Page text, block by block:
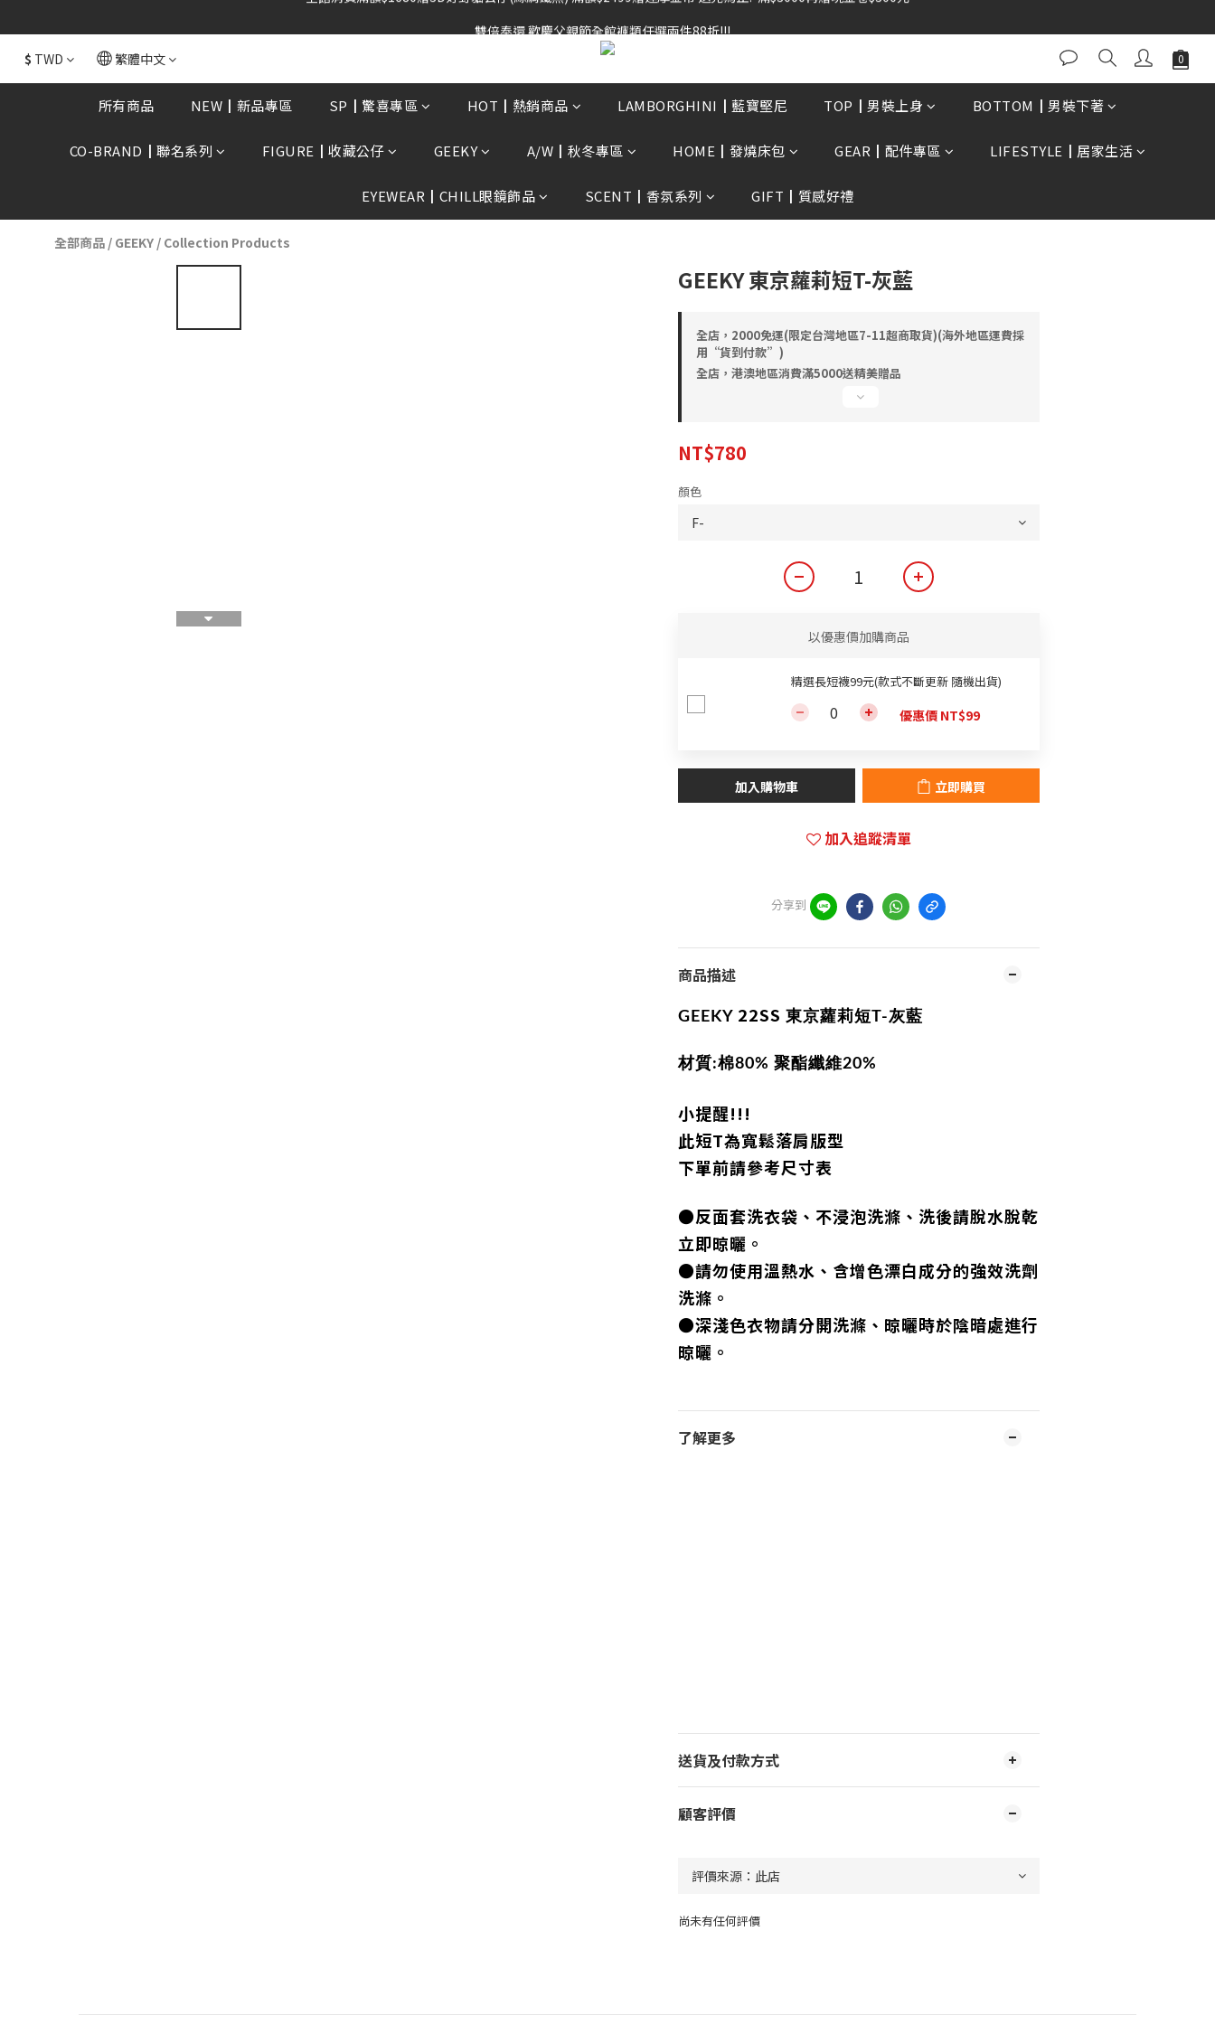
全館消費滿額$1680贈3D好野貓公仔(絲綢鐵黑) 滿額$2499贈達摩金幣 送完為止!  滿$3000再贈現金卷$300元
雙倍奉還 歡慶父親節全館褲類任選兩件88折!!!
$ TWD 繁體中文
所有商品 NEW┃新品專區 SP┃驚喜專區 HOT┃熱銷商品 LAMBORGHINI┃藍寶堅尼 TOP┃男裝上身 BOTTOM┃男裝下著
CO-BRAND┃聯名系列 FIGURE┃收藏公仔 GEEKY A/W┃秋冬專區 HOME┃發燒床包 GEAR┃配件專區 LIFESTYLE┃居家生活
EYEWEAR┃CHILL眼鏡飾品 SCENT┃香氛系列 GIFT┃質感好禮
全部商品 / GEEKY / Collection Products
GEEKY 東京蘿莉短T-灰藍
全店，2000免運(限定台灣地區7-11超商取貨)(海外地區運費採
用“貨到付款”)
全店，港澳地區消費滿5000送精美贈品
NT$780
顏色
以優惠價加購商品
精選長短襪99元(款式不斷更新 隨機出貨)
優惠價 NT$99
加入購物車 立即購買
加入追蹤清單
分享到
商品描述
GEEKY 22SS 東京蘿莉短T-灰藍
材質:棉80% 聚酯纖維20%
小提醒!!!
此短T為寬鬆落肩版型
下單前請參考尺寸表
●反面套洗衣袋、不浸泡洗滌、洗後請脫水脫乾
立即晾曬。
●請勿使用溫熱水、含增色漂白成分的強效洗劑
洗滌。
●深淺色衣物請分開洗滌、晾曬時於陰暗處進行
晾曬。
了解更多
送貨及付款方式
顧客評價
尚未有任何評價
立即購買